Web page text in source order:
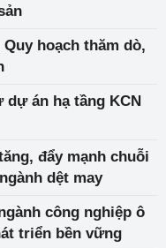
hoạch thăm dò,
án hạ tầng KCN
đẩy mạnh chuỗi
dệt may
công nghiệp ô
triển bền vững